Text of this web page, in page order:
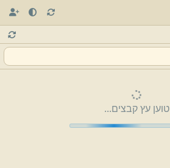
טוען עץ קבצים...